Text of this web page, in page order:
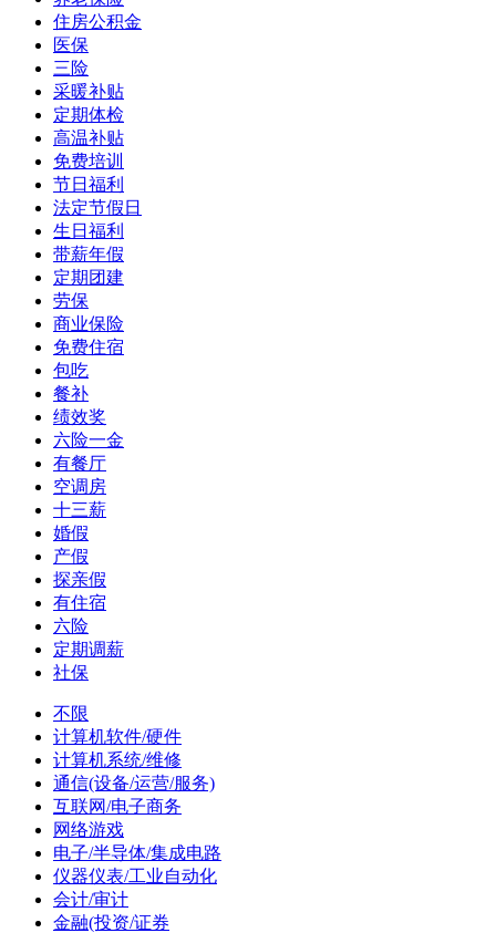
住房公积金
医保
三险
采暖补贴
定期体检
高温补贴
免费培训
节日福利
法定节假日
生日福利
带薪年假
定期团建
劳保
商业保险
免费住宿
包吃
餐补
绩效奖
六险一金
有餐厅
空调房
十三薪
婚假
产假
探亲假
有住宿
六险
定期调薪
社保
不限
计算机软件/硬件
计算机系统/维修
通信(设备/运营/服务)
互联网/电子商务
网络游戏
电子/半导体/集成电路
仪器仪表/工业自动化
会计/审计
金融(投资/证券